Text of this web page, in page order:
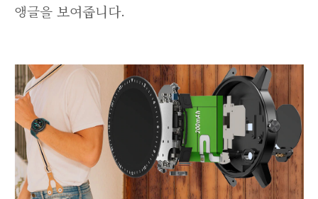
앵글을 보여줍니다.